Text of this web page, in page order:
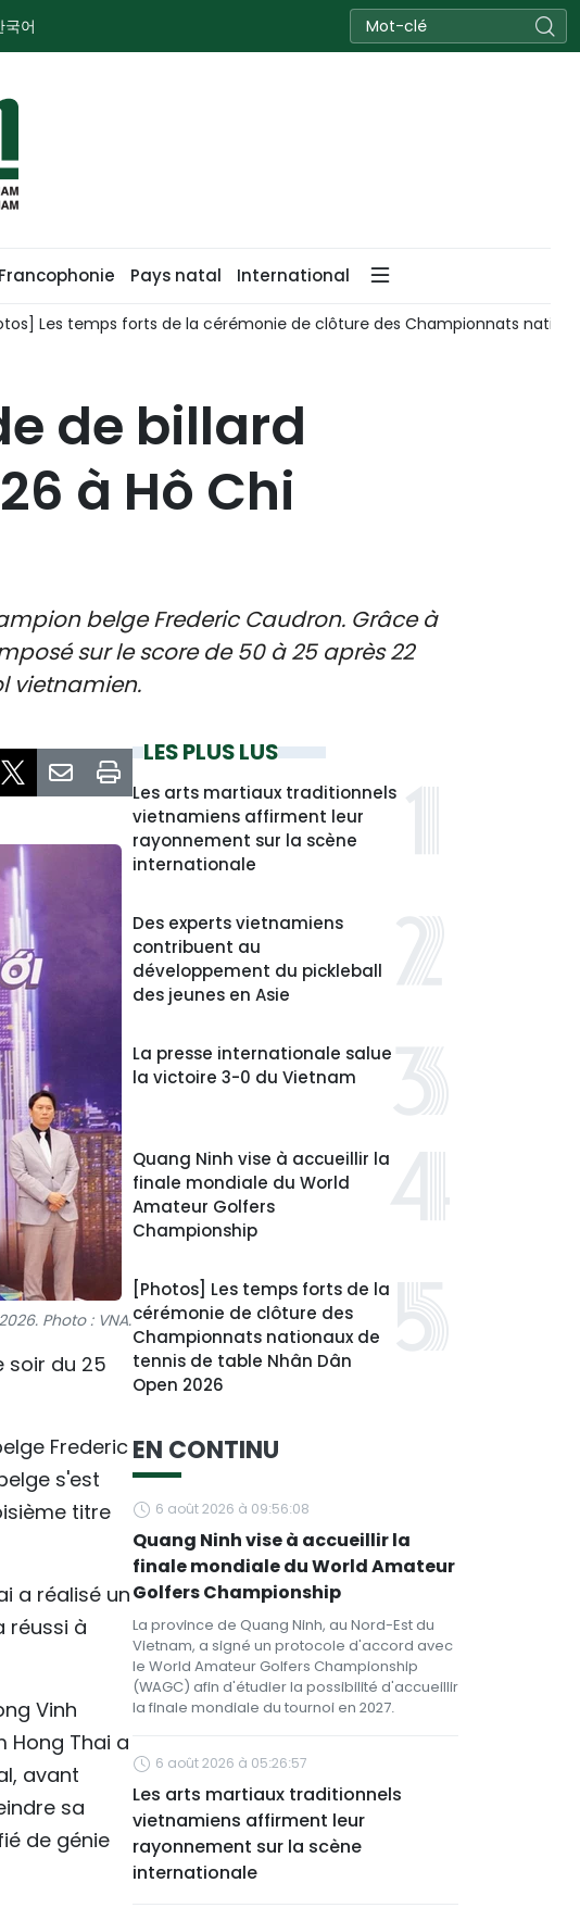
국어
Francophonie Pays natal International
Les temps forts de la cérémonie de clôture des Championnats
de billard
à Hô Chi
belge Frederic Caudron. Grâce à
sur le score de 50 à 25 après 22
vietnamien.
Photo : VNA.
soir du 25
Frederic
s'est
titre
a réalisé un
réussi à
Vinh
Hong Thai a
avant
sa
de génie
LES PLUS LUS
Les arts martiaux traditionnels
vietnamiens affirment leur
rayonnement sur la scène
internationale
Des experts vietnamiens
contribuent au
développement du pickleball
des jeunes en Asie
La presse internationale salue
la victoire 3-0 du Vietnam
Quang Ninh vise à accueillir la
finale mondiale du World
Amateur Golfers
Championship
[Photos] Les temps forts de la
cérémonie de clôture des
Championnats nationaux de
tennis de table Nhân Dân
Open 2026
EN CONTINU
6 août 2026 à 09:56:08
Quang Ninh vise à accueillir la
finale mondiale du World Amateur
Golfers Championship
La province de Quang Ninh, au Nord-Est du
Vietnam, a signé un protocole d'accord avec
le World Amateur Golfers Championship
(WAGC) afin d'étudier la possibilité d'accueillir
la finale mondiale du tournoi en 2027.
6 août 2026 à 05:26:57
Les arts martiaux traditionnels
vietnamiens affirment leur
rayonnement sur la scène
internationale